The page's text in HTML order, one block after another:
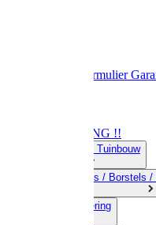
Retourformulier
OPRUIMING !!
01) Land-& Tuinbouw
02) Bezems / Borstels
03) Afrastering